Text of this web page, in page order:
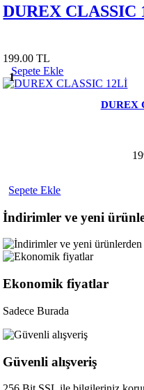
DUREX CLASSIC
199.00 TL
1
Sepete Ekle
DUREX
Sepete Ekle
İndirimler ve yeni
Ekonomik fiyatlar
Sadece Burada
Güvenli alışveriş